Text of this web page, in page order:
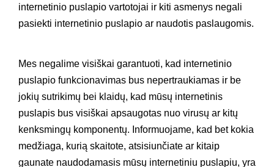
internetinio puslapio vartotojai ir kiti asmenys negali
pasiekti internetinio puslapio ar naudotis paslaugomis.
Mes negalime visiškai garantuoti, kad internetinio
puslapio funkcionavimas bus nepertraukiamas ir be
jokių sutrikimų bei klaidų, kad mūsų internetinis
puslapis bus visiškai apsaugotas nuo virusų ar kitų
kenksmingų komponentų. Informuojame, kad bet kokia
medžiaga, kurią skaitote, atsisiunčiate ar kitaip
gaunate naudodamasis mūsų internetiniu puslapiu, yra